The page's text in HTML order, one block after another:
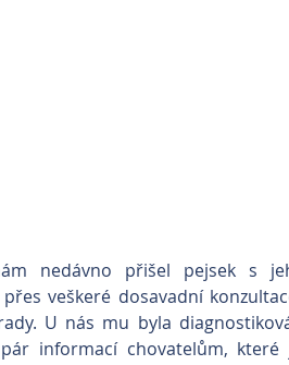
nedávno přišel pejsek s
veškeré dosavadní
U nás mu byla
informací chovatelům, které